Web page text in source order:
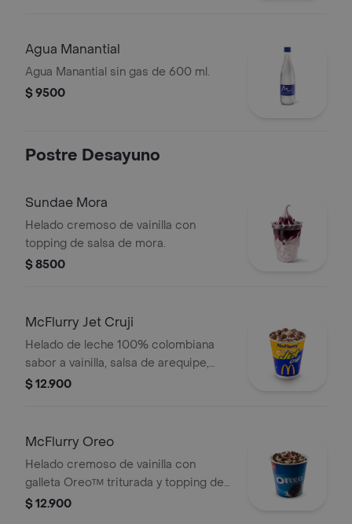
Agua Manantial
Agua Manantial sin gas de 600 ml.
$ 9500
Postre Desayuno
Sundae Mora
Helado cremoso de vainilla con
topping de salsa de mora.
$ 8500
McFlurry Jet Cruji
Helado de leche 100% colombiana
sabor a vainilla, salsa de arequipe,
arroz inflado y medias lunas de
$ 12.900
McFlurry Oreo
Helado cremoso de vainilla con
galleta Oreo™ triturada y topping de
chocolate.
$ 12.900